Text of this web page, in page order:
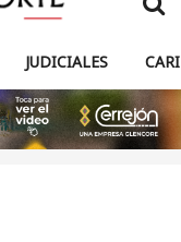
JUDICIALES